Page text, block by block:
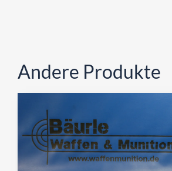
Andere Produkte